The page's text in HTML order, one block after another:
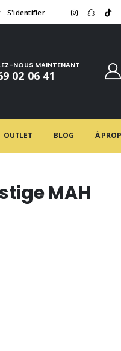
S'identifier
NOUS MAINTENANT
02 06 41
OUTLET BLOG À
MAH